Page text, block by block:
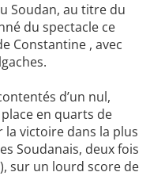
Soudan, au titre du
du spectacle ce
Constantine , avec
d’un nul,
en quarts de
la victoire dans la plus
Soudanais, deux fois
sur un lourd score de